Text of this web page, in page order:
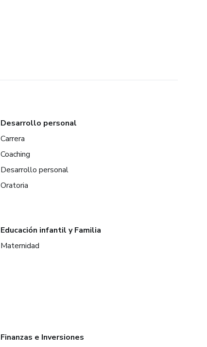
Desarrollo personal
Carrera
Coaching
Desarrollo personal
Oratoria
Educación infantil y Familia
Maternidad
Finanzas e Inversiones